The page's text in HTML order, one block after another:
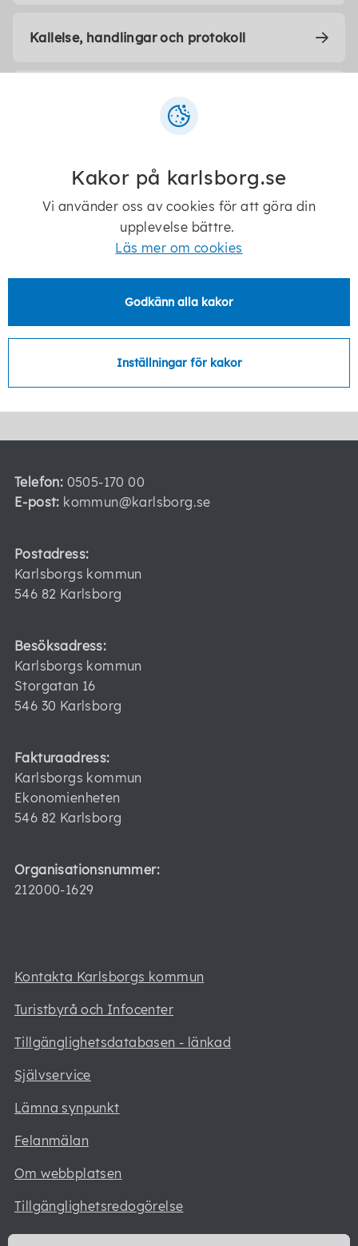
Kallelse, handlingar och protokoll
Senast ändrad: 20 november 2025
Telefon: 0505-170 00
E-post: kommun@karlsborg.se
Postadress:
Karlsborgs kommun
546 82 Karlsborg
Besöksadress:
Karlsborgs kommun
Storgatan 16
546 30 Karlsborg
Fakturaadress:
Karlsborgs kommun
Ekonomienheten
546 82 Karlsborg
Organisationsnummer:
212000-1629
Kontakta Karlsborgs kommun
Turistbyrå och Infocenter
Tillgänglighetsdatabasen - länkad
Självservice
Lämna synpunkt
Felanmälan
Om webbplatsen
Tillgänglighetsredogörelse
Kakor på karlsborg.se
Vi använder oss av cookies för att göra din
upplevelse bättre.
Läs mer om cookies
Godkänn alla kakor
Inställningar för kakor